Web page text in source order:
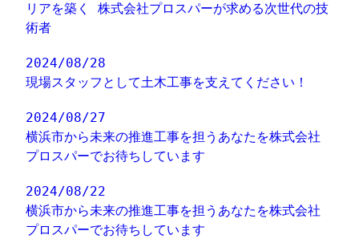
リアを築く 株式会社プロスパーが求める次世代の技
術者
2024/08/28
現場スタッフとして土木工事を支えてください！
2024/08/27
横浜市から未来の推進工事を担うあなたを株式会社
プロスパーでお待ちしています
2024/08/22
横浜市から未来の推進工事を担うあなたを株式会社
プロスパーでお待ちしています